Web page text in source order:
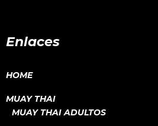
Enlaces
HOME
MUAY THAI
MUAY THAI ADULTOS